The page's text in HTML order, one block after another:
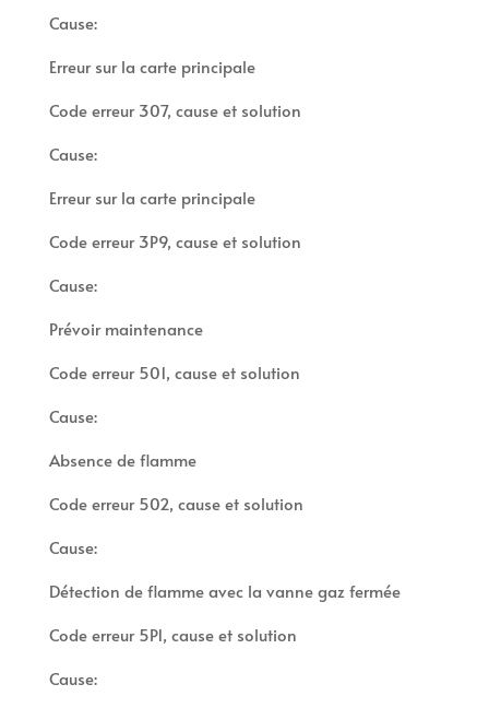
Cause:
Erreur sur la carte principale
Code erreur 307, cause et solution
Cause:
Erreur sur la carte principale
Code erreur 3P9, cause et solution
Cause:
Prévoir maintenance
Code erreur 501, cause et solution
Cause:
Absence de flamme
Code erreur 502, cause et solution
Cause:
Détection de flamme avec la vanne gaz fermée
Code erreur 5P1, cause et solution
Cause: